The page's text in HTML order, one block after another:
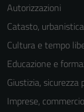
Autorizzazioni
Catasto,
Cultura e tempo
Educazione e
Giustizia,
Imprese,